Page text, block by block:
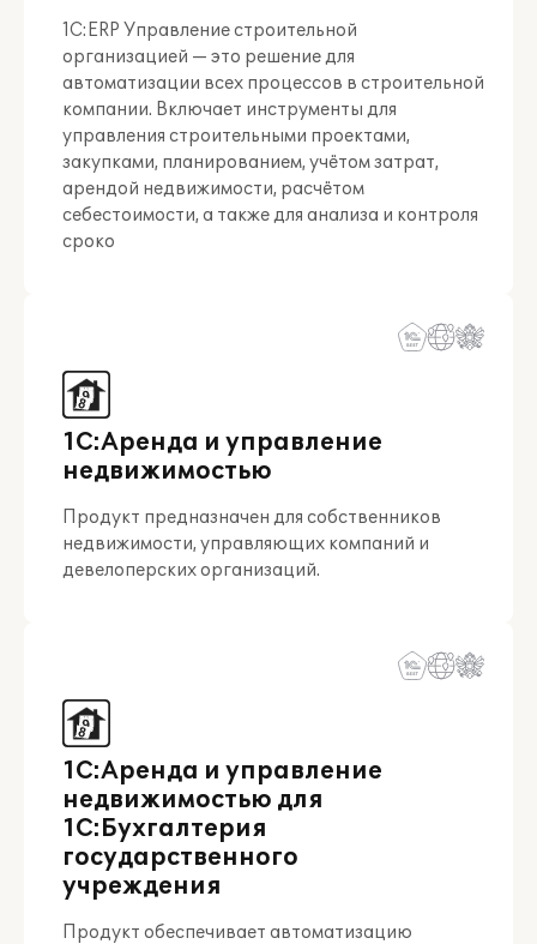
1С:ERP Управление строительной
организацией — это решение для
автоматизации всех процессов в строительной
компании. Включает инструменты для
управления строительными проектами,
закупками, планированием, учётом затрат,
арендой недвижимости, расчётом
себестоимости, а также для анализа и контроля
сроко
1С:Аренда и управление
недвижимостью
Продукт предназначен для собственников
недвижимости, управляющих компаний и
девелоперских организаций.
1С:Аренда и управление
недвижимостью для
1С:Бухгалтерия
государственного
учреждения
Продукт обеспечивает автоматизацию